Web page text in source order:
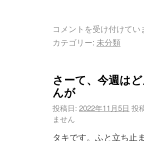
コメントを受け付けてい
カテゴリー: 未分類
さーて、今週は
んが
投稿日: 2022年11月5日 投
ません
タキです。ふと立ち